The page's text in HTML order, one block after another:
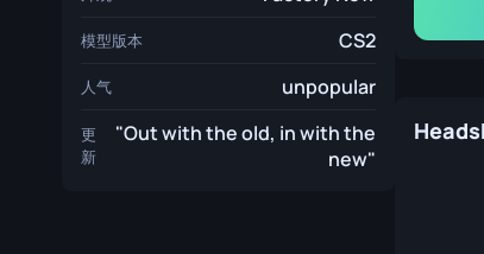
模型版本 CS2
人气 unpopular
更
新
"Out with the old, in with the
new"